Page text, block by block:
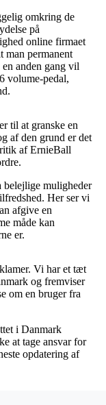
omkring de
på
online firmaet
man permanent
anden gang vil
volume-pedal,
til at granske en
af den grund er det
af ErnieBall
belejlige muligheder
Her ser vi
afgive en
måde kan
er.
Vi har et tæt
og fremviser
om en bruger fra
i Danmark
at tage ansvar for
opdatering af